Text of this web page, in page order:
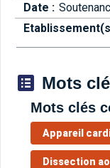
Date :
Mots
Mots clés
Appareil
Dissection